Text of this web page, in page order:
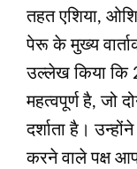
तहत एशिया,
पेरू के मुख्य
उल्लेख किया कि
महत्वपूर्ण है, जो
दर्शाता है।
करने वाले पक्ष